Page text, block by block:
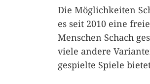
Die Möglichkeiten
es seit 2010 eine
Menschen Schach
viele andere
gespielte Spiele